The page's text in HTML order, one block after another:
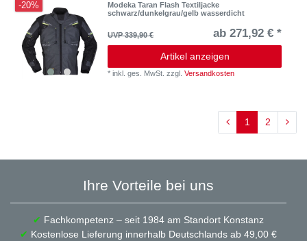
-20%
Modeka Taran Flash Textiljacke
schwarz/dunkelgrau/gelb wasserdicht
UVP 339,90 € ab 271,92 € *
Artikel anzeigen
*inkl. ges. MwSt. zzgl.Versandkosten
1 2
Ihre Vorteile bei uns
✔ Fachkompetenz – seit 1984 am Standort Konstanz
✔ Kostenlose Lieferung innerhalb Deutschlands ab 49,00 €